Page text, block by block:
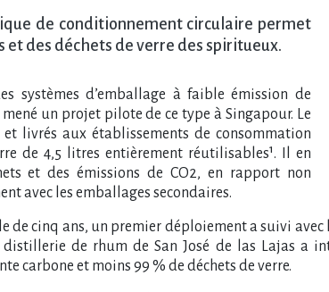
de conditionnement circulaire permet
des déchets de verre des spiritueux.
systèmes d’emballage à faible émission de
un projet pilote de ce type à Singapour. Le
livrés aux établissements de consommation
de 4,5 litres entièrement réutilisables¹. Il en
et des émissions de CO2, en rapport non
avec les emballages secondaires.
de cinq ans, un premier déploiement a suivi
de rhum de San José de las Lajas a
carbone et moins 99 % de déchets de verre.